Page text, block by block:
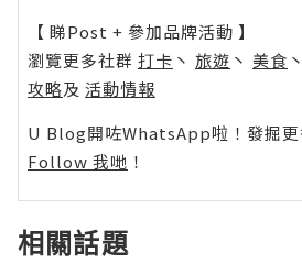
【 睇Post + 參加品牌活動 】
瀏覽更多社群 打卡 丶 旅遊 丶 美食 丶
攻略及 活動情報
U Blog開咗WhatsApp啦！發掘更
Follow 我哋 ！
相關話題